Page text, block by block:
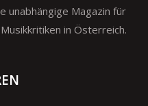
unabhängige Magazin für
in Österreich.